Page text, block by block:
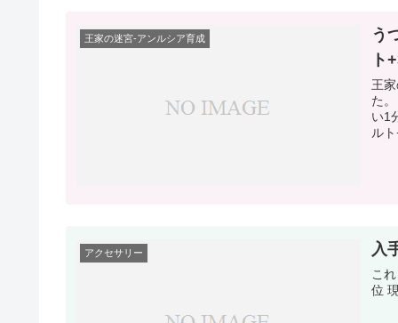
王家の迷宮-アンルシア育成
う
ト
王
た
い1
ル
アクセサリー 入
こ
位